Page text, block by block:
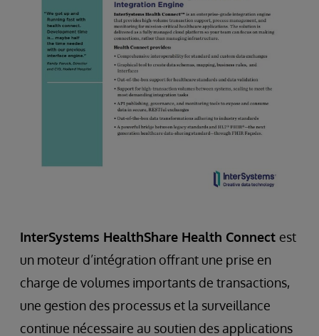
InterSystems HealthShare Health Connect est
un moteur d’intégration offrant une prise en
charge de volumes importants de transactions,
une gestion des processus et la surveillance
continue nécessaire au soutien des applications